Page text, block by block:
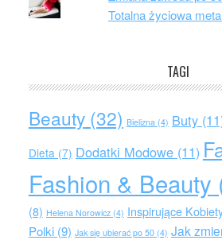
Totalna życiowa
TAGI
Beauty(32) Bielizna (4) Buty
Dieta (7) Dodatki Modowe(11)
Fashion & Beauty
(8) Helena Norowicz(4) Inspirujące
Polki(9) Jak się ubierać po 50(4) Jak